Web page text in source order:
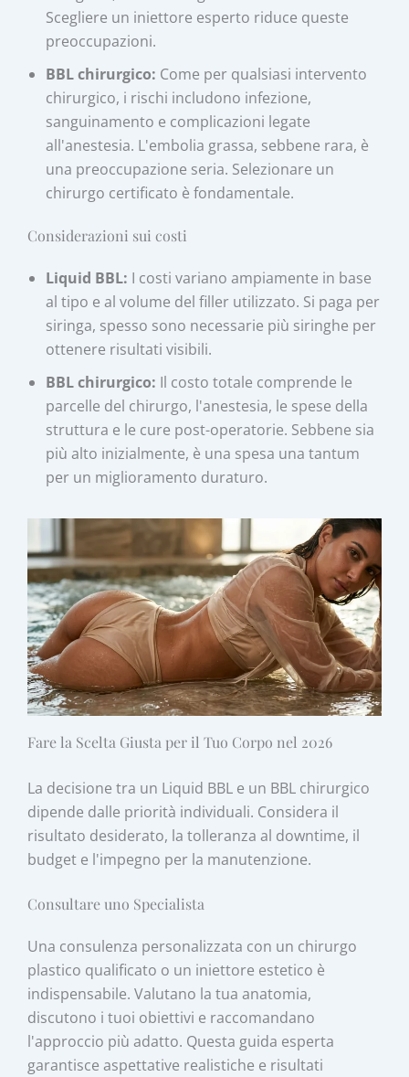
Scegliere un iniettore esperto riduce queste
preoccupazioni.
BBL chirurgico: Come per qualsiasi intervento
chirurgico, i rischi includono infezione,
sanguinamento e complicazioni legate
all'anestesia. L'embolia grassa, sebbene rara, è
una preoccupazione seria. Selezionare un
chirurgo certificato è fondamentale.
Considerazioni sui costi
Liquid BBL: I costi variano ampiamente in base
al tipo e al volume del filler utilizzato. Si paga per
siringa, spesso sono necessarie più siringhe per
ottenere risultati visibili.
BBL chirurgico: Il costo totale comprende le
parcelle del chirurgo, l'anestesia, le spese della
struttura e le cure post-operatorie. Sebbene sia
più alto inizialmente, è una spesa una tantum
per un miglioramento duraturo.
Fare la Scelta Giusta per il Tuo Corpo nel 2026
La decisione tra un Liquid BBL e un BBL chirurgico
dipende dalle priorità individuali. Considera il
risultato desiderato, la tolleranza al downtime, il
budget e l'impegno per la manutenzione.
Consultare uno Specialista
Una consulenza personalizzata con un chirurgo
plastico qualificato o un iniettore estetico è
indispensabile. Valutano la tua anatomia,
discutono i tuoi obiettivi e raccomandano
l'approccio più adatto. Questa guida esperta
garantisce aspettative realistiche e risultati